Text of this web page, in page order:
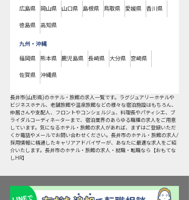
広島県 岡山県 山口県 島根県 鳥取県 愛媛県 香川県
徳島県 高知県
九州・沖縄
福岡県 熊本県 鹿児島県 長崎県 大分県 宮崎県
佐賀県 沖縄県
長井市(山形県)のホテル・旅館の求人一覧です。ラグジュアリーホテルや
ビジネスホテル、老舗旅館や温泉旅館などの様々な宿泊施設はもちろん、
仲居さんや支配人、フロントやコンシェルジュ、料理長やパティシエ、ブ
ライダルコーディネーターまで、宿泊業界のあらゆる職種の求人をご用意
しています。気になるホテル・旅館の求人があれば、まずはご登録いただ
くか電話やメールでお問い合わせください。長井市のホテル・旅館の求人/
採用情報に精通したキャリアアドバイザーが、あなたに最適な求人をご紹
介いたします。長井市のホテル・旅館の求人・就職・転職なら【おもてな
しHR】